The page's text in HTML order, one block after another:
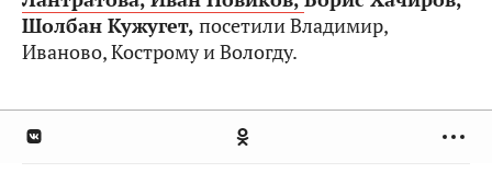
Шолбан Кужугет, посетили Владимир,
Иваново, Кострому и Вологду.